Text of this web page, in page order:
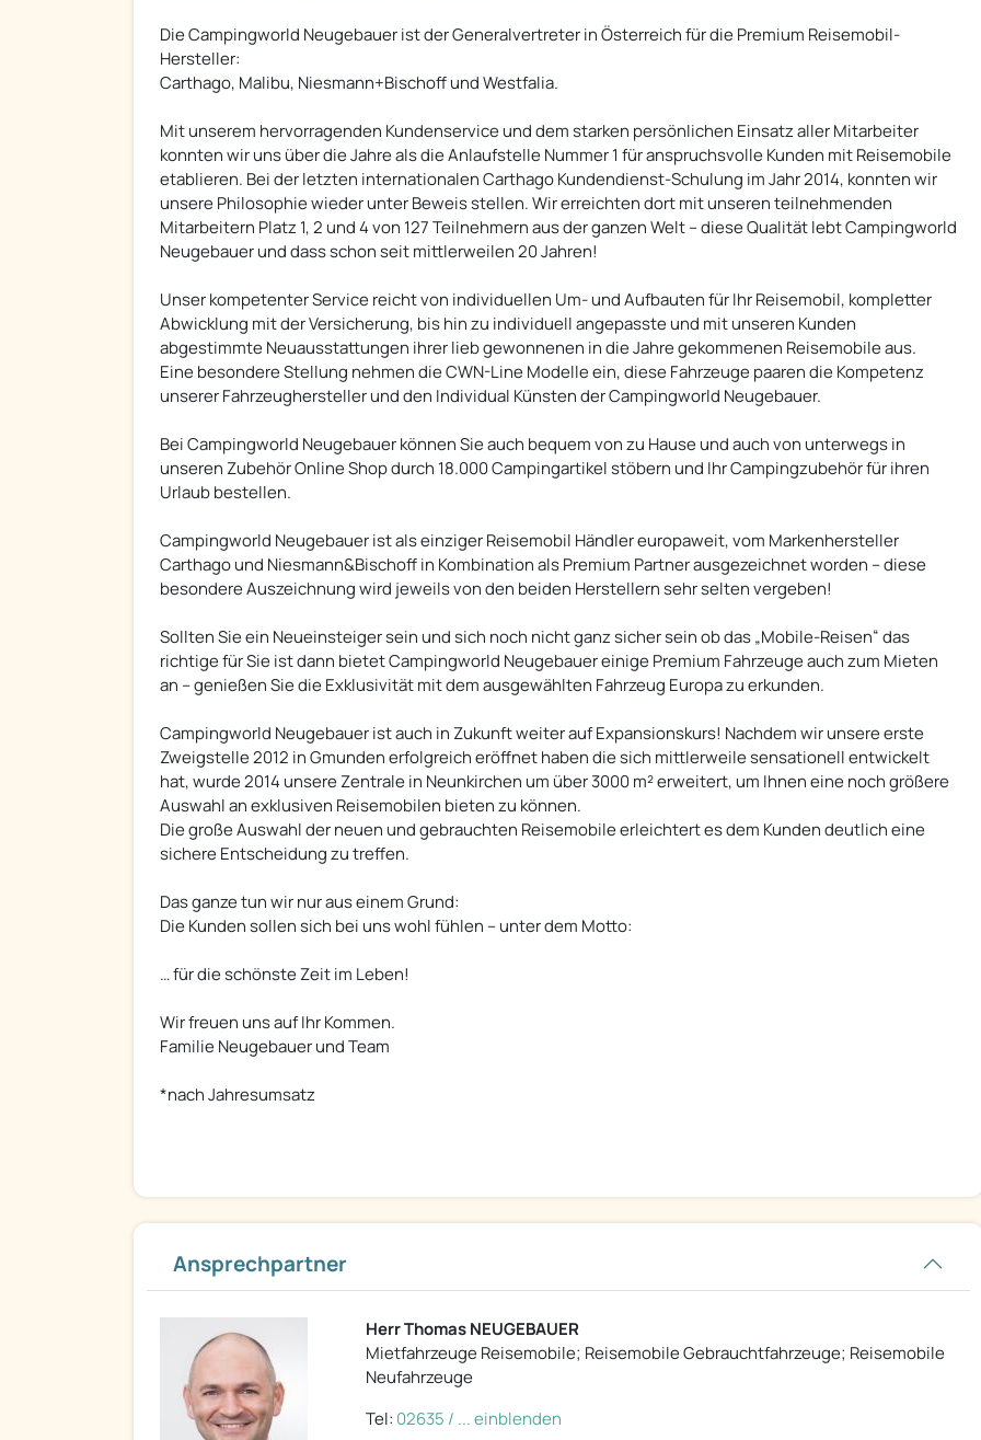
Die Campingworld Neugebauer ist der Generalvertreter in Österreich für die Premium Reisemobil-
Hersteller:
Carthago, Malibu, Niesmann+Bischoff und Westfalia.
Mit unserem hervorragenden Kundenservice und dem starken persönlichen Einsatz aller Mitarbeiter
konnten wir uns über die Jahre als die Anlaufstelle Nummer 1 für anspruchsvolle Kunden mit Reisemobile
etablieren. Bei der letzten internationalen Carthago Kundendienst-Schulung im Jahr 2014, konnten wir
unsere Philosophie wieder unter Beweis stellen. Wir erreichten dort mit unseren teilnehmenden
Mitarbeitern Platz 1, 2 und 4 von 127 Teilnehmern aus der ganzen Welt – diese Qualität lebt Campingworld
Neugebauer und dass schon seit mittlerweilen 20 Jahren!
Unser kompetenter Service reicht von individuellen Um- und Aufbauten für Ihr Reisemobil, kompletter
Abwicklung mit der Versicherung, bis hin zu individuell angepasste und mit unseren Kunden
abgestimmte Neuausstattungen ihrer lieb gewonnenen in die Jahre gekommenen Reisemobile aus.
Eine besondere Stellung nehmen die CWN-Line Modelle ein, diese Fahrzeuge paaren die Kompetenz
unserer Fahrzeughersteller und den Individual Künsten der Campingworld Neugebauer.
Bei Campingworld Neugebauer können Sie auch bequem von zu Hause und auch von unterwegs in
unseren Zubehör Online Shop durch 18.000 Campingartikel stöbern und Ihr Campingzubehör für ihren
Urlaub bestellen.
Campingworld Neugebauer ist als einziger Reisemobil Händler europaweit, vom Markenhersteller
Carthago und Niesmann&Bischoff in Kombination als Premium Partner ausgezeichnet worden – diese
besondere Auszeichnung wird jeweils von den beiden Herstellern sehr selten vergeben!
Sollten Sie ein Neueinsteiger sein und sich noch nicht ganz sicher sein ob das „Mobile-Reisen“ das
richtige für Sie ist dann bietet Campingworld Neugebauer einige Premium Fahrzeuge auch zum Mieten
an – genießen Sie die Exklusivität mit dem ausgewählten Fahrzeug Europa zu erkunden.
Campingworld Neugebauer ist auch in Zukunft weiter auf Expansionskurs! Nachdem wir unsere erste
Zweigstelle 2012 in Gmunden erfolgreich eröffnet haben die sich mittlerweile sensationell entwickelt
hat, wurde 2014 unsere Zentrale in Neunkirchen um über 3000 m² erweitert, um Ihnen eine noch größere
Auswahl an exklusiven Reisemobilen bieten zu können.
Die große Auswahl der neuen und gebrauchten Reisemobile erleichtert es dem Kunden deutlich eine
sichere Entscheidung zu treffen.
Das ganze tun wir nur aus einem Grund:
Die Kunden sollen sich bei uns wohl fühlen – unter dem Motto:
… für die schönste Zeit im Leben!
Wir freuen uns auf Ihr Kommen.
Familie Neugebauer und Team
*nach Jahresumsatz
Ansprechpartner
Herr Thomas NEUGEBAUER
Mietfahrzeuge Reisemobile; Reisemobile Gebrauchtfahrzeuge; Reisemobile
Neufahrzeuge
Tel: 02635 / ... einblenden